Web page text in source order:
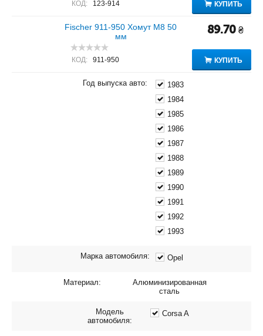
КОД: 123-914 КУПИТЬ
Fischer 911-950 Хомут M8 50
мм
КОД: 911-950
89.70 ₴
КУПИТЬ
Год выпуска авто:
1983
1984
1985
1986
1987
1988
1989
1990
1991
1992
1993
Марка автомобиля: Opel
Материал:
Алюминизированная
сталь
Модель
автомобиля:
Corsa A